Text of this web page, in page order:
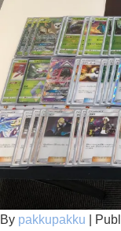
By pakkupakku